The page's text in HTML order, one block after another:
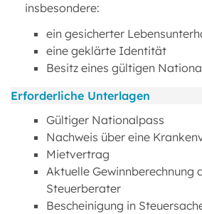
insbesondere:
ein gesicherter
eine geklärte Identität
Besitz eines gültigen
Erforderliche Unterlagen
Gültiger Nationalpass
Nachweis über eine
Mietvertrag
Aktuelle Gewinnberechnung
Steuerberater
Bescheinigung in